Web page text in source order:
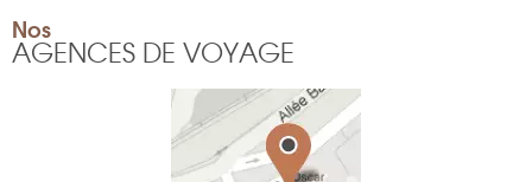
Nos
AGENCES DE VOYAGE